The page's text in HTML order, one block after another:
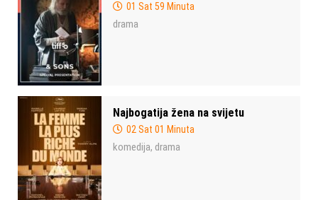
01 Sat 59 Minuta
drama
Najbogatija žena na svijetu
02 Sat 01 Minuta
komedija, drama